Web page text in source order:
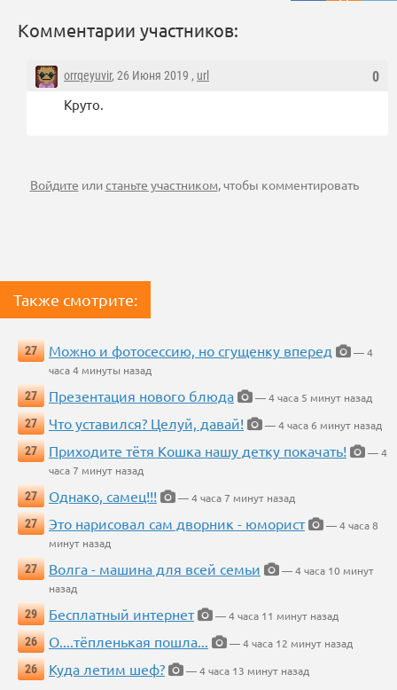
Комментарии участников:
0
orrqeyuvir, 26 Июня 2019 , url
Круто.
Войдите илистаньте участником, чтобы комментировать
Также смотрите:
27 Можно и фотосессию, но сгущенку вперед
— 4
часа 4 минуты назад
27
Презентация нового блюда
— 4 часа 5 минут назад
27
Что уставился? Целуй, давай!
— 4 часа 6 минут назад
27
Приходите тётя Кошка нашу детку покачать!
— 4
часа 7 минут назад
27
Однако, самец!!!
— 4 часа 7 минут назад
27
Это нарисовал сам дворник - юморист
— 4 часа 8
минут назад
27
Волга - машина для всей семьи
— 4 часа 10 минут
назад
29
Бесплатный интернет
— 4 часа 11 минут назад
26
О....тёпленькая пошла...
— 4 часа 12 минут назад
26
Куда летим шеф? — 4 часа 13 минут назад